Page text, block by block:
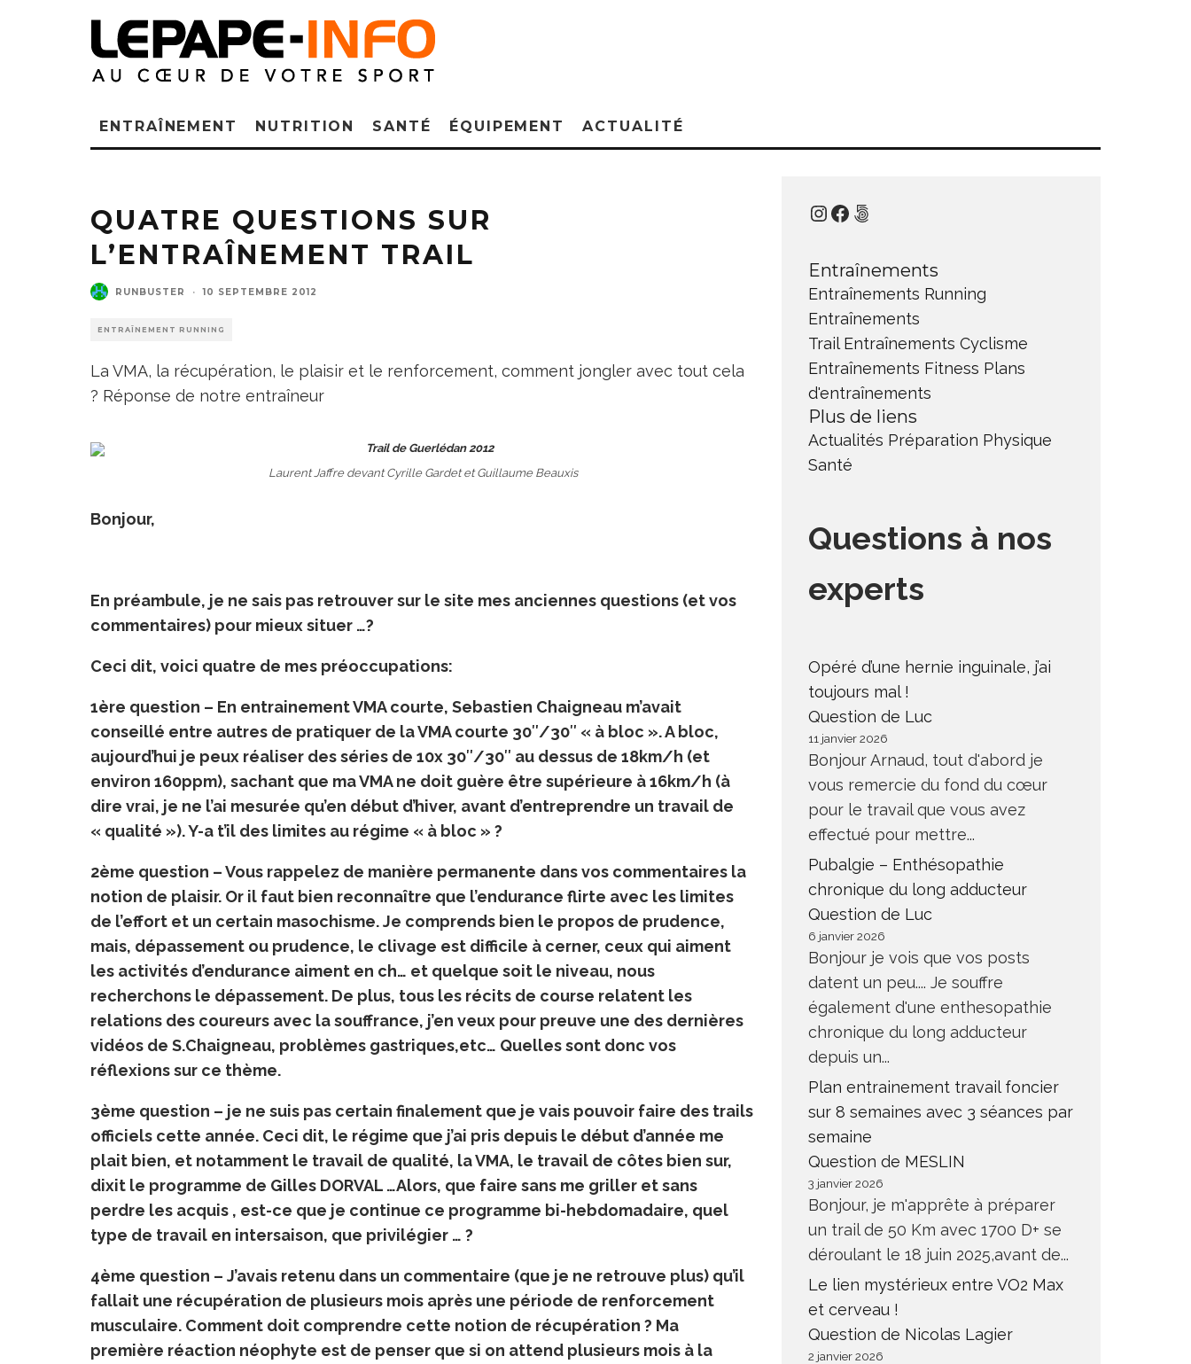
ENTRAÎNEMENT NUTRITION SANTÉ ÉQUIPEMENT ACTUALITÉ
QUATRE QUESTIONS SUR
L’ENTRAÎNEMENT TRAIL
RUNBUSTER · 10 SEPTEMBRE 2012
ENTRAÎNEMENT RUNNING
La VMA, la récupération, le plaisir et le renforcement, comment jongler avec tout cela
? Réponse de notre entraîneur
Laurent Jaffre devant Cyrille Gardet et Guillaume Beauxis
Bonjour,
En préambule, je ne sais pas retrouver sur le site mes anciennes questions (et vos
commentaires) pour mieux situer …?
Ceci dit, voici quatre de mes préoccupations:
1ère question – En entrainement VMA courte, Sebastien Chaigneau m’avait
conseillé entre autres de pratiquer de la VMA courte 30″/30″ « à bloc ». A bloc,
aujourd’hui je peux réaliser des séries de 10x 30″/30″ au dessus de 18km/h (et
environ 160ppm), sachant que ma VMA ne doit guère être supérieure à 16km/h (à
dire vrai, je ne l’ai mesurée qu’en début d’hiver, avant d’entreprendre un travail de
« qualité »). Y-a t’il des limites au régime « à bloc » ?
2ème question – Vous rappelez de manière permanente dans vos commentaires la
notion de plaisir. Or il faut bien reconnaître que l’endurance flirte avec les limites
de l’effort et un certain masochisme. Je comprends bien le propos de prudence,
mais, dépassement ou prudence, le clivage est difficile à cerner, ceux qui aiment
les activités d’endurance aiment en ch… et quelque soit le niveau, nous
recherchons le dépassement. De plus, tous les récits de course relatent les
relations des coureurs avec la souffrance, j’en veux pour preuve une des dernières
vidéos de S.Chaigneau, problèmes gastriques,etc… Quelles sont donc vos
réflexions sur ce thème.
3ème question – je ne suis pas certain finalement que je vais pouvoir faire des trails
officiels cette année. Ceci dit, le régime que j’ai pris depuis le début d’année me
plait bien, et notamment le travail de qualité, la VMA, le travail de côtes bien sur,
dixit le programme de Gilles DORVAL …Alors, que faire sans me griller et sans
perdre les acquis , est-ce que je continue ce programme bi-hebdomadaire, quel
type de travail en intersaison, que privilégier … ?
4ème question – J’avais retenu dans un commentaire (que je ne retrouve plus) qu’il
fallait une récupération de plusieurs mois après une période de renforcement
musculaire. Comment doit comprendre cette notion de récupération ? Ma
première réaction néophyte est de penser que si on attend plusieurs mois à la
Instagram
Facebook
500px
Entraînements
Entraînements Running
Entraînements
Trail Entraînements Cyclisme
Entraînements Fitness Plans
d'entraînements
Plus de liens
Actualités Préparation Physique
Santé
Questions à nos
experts
Opéré d’une hernie inguinale, j’ai
toujours mal !
Question de Luc
11 janvier 2026
Bonjour Arnaud, tout d'abord je
vous remercie du fond du cœur
pour le travail que vous avez
effectué pour mettre...
Pubalgie – Enthésopathie
chronique du long adducteur
Question de Luc
6 janvier 2026
Bonjour je vois que vos posts
datent un peu.... Je souffre
également d'une enthesopathie
chronique du long adducteur
depuis un...
Plan entrainement travail foncier
sur 8 semaines avec 3 séances par
semaine
Question de MESLIN
3 janvier 2026
Bonjour, je m'apprête à préparer
un trail de 50 Km avec 1700 D+ se
déroulant le 18 juin 2025,avant de...
Le lien mystérieux entre VO2 Max
et cerveau !
Question de Nicolas Lagier
2 janvier 2026